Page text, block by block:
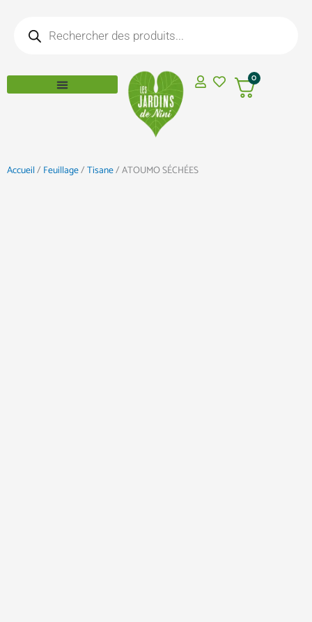
contenuproduits
0
Accueil/ Feuillage/Tisane/ ATOUMO SÉCHÉES